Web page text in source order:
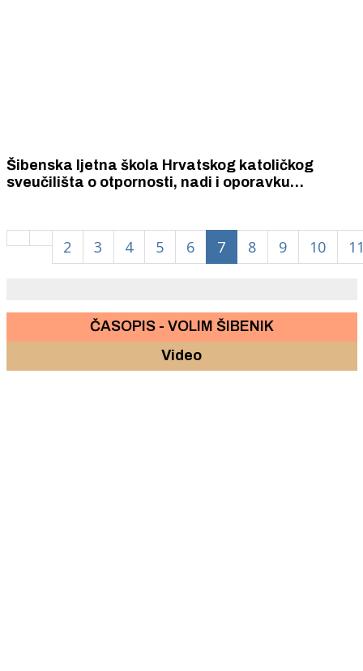
Šibenska ljetna škola Hrvatskog katoličkog
sveučilišta o otpornosti, nadi i oporavku
2 3 4 5 6 7 8 9 10
ČASOPIS - VOLIM ŠIBENIK
Video